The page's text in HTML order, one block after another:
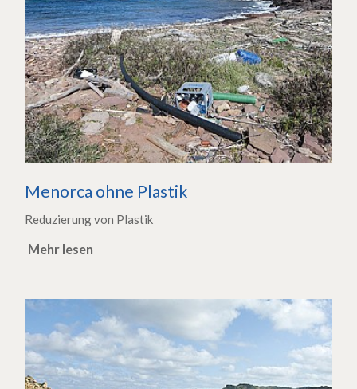
Menorca ohne Plastik
Reduzierung von Plastik
Mehr lesen